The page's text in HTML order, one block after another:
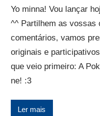
Yo minna! Vou lançar
^^ Partilhem as vossas
comentários, vamos
originais e
que veio primeiro: A
ne! :3
Ler mais